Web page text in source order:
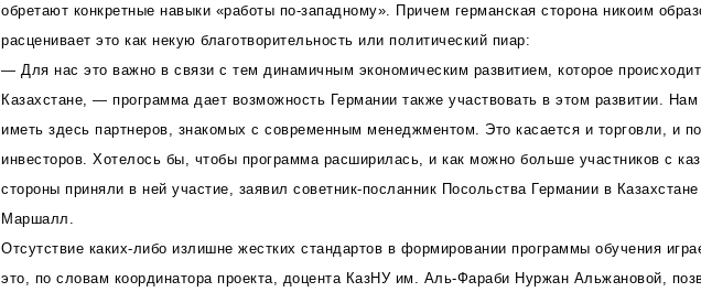
обретают конкретные навыки «работы по-западному». Причем германская сторона никоим
расценивает это как некую благотворительность или политический пиар:
— Для нас это важно в связи с тем динамичным экономическим развитием, которое
Казахстане, — программа дает возможность Германии также участвовать в этом развитии.
иметь здесь партнеров, знакомых с современным менеджментом. Это касается и торговли, и
инвесторов. Хотелось бы, чтобы программа расширилась, и как можно больше участников с
стороны приняли в ней участие, заявил советник-посланник Посольства Германии в
Маршалл.
Отсутствие каких-либо излишне жестких стандартов в формировании программы обучения
это, по словам координатора проекта, доцента КазНУ им. Аль-Фараби Нуржан Альжановой,